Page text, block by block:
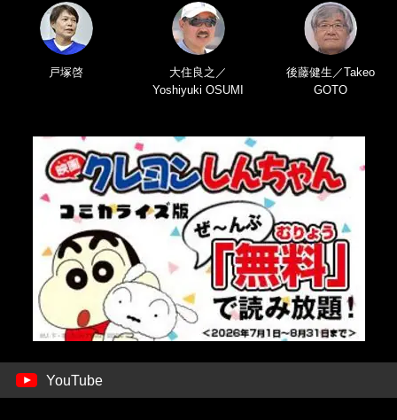
戸塚啓
大住良之／
Yoshiyuki OSUMI
後藤健生／Takeo
GOTO
YouTube